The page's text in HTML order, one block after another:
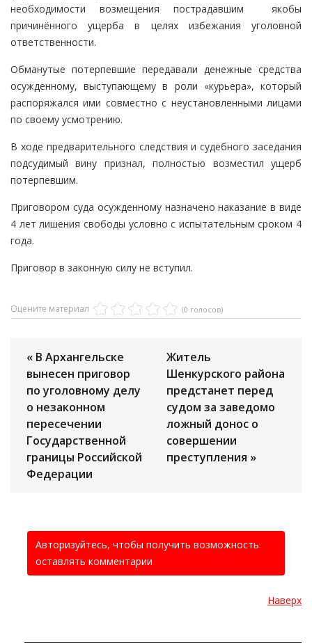
необходимости возмещения пострадавшим якобы
причинённого ущерба в целях избежания уголовной
ответственности.
Обманутые потерпевшие передавали денежные средства
осужденному, выступающему в роли «курьера», который
распоряжался ими совместно с неустановленными лицами
по своему усмотрению.
В ходе предварительного следствия и судебного заседания
подсудимый вину признал, полностью возместил ущерб
потерпевшим.
Приговором суда осужденному назначено наказание в виде
4 лет лишения свободы условно с испытательным сроком 4
года.
Приговор в законную силу не вступил.
Оцените материал (0 голосов)
« В Архангельске
вынесен приговор
по уголовному делу
о незаконном
пересечении
Государственной
границы Российской
Федерации
Житель
Шенкурского района
предстанет перед
судом за заведомо
ложный донос о
совершении
преступления »
Авторизуйтесь, чтобы получить возможность
оставлять комментарии
Наверх